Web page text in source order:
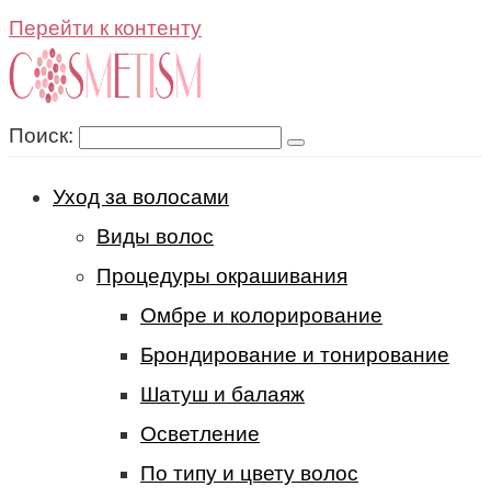
Перейти к контенту
Поиск:
Уход за волосами
Виды волос
Процедуры окрашивания
Омбре и колорирование
Брондирование и тонирование
Шатуш и балаяж
Осветление
По типу и цвету волос